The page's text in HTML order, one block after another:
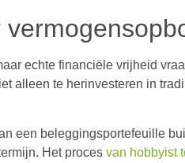
echte financiële vrijheid
alleen te herinvesteren in
een beleggingsportefeuille
Het proces van hobbyist